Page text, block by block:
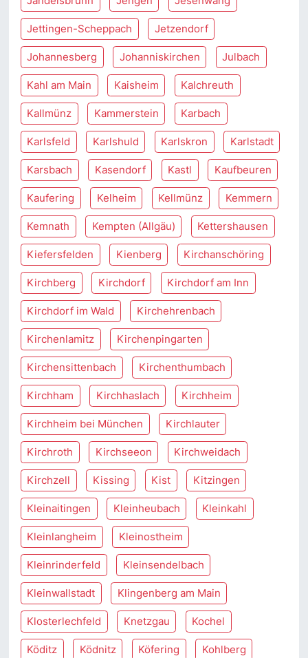
Jettingen-Scheppach Jetzendorf
Johannesberg Johanniskirchen Julbach
Kahl am Main Kaisheim Kalchreuth
Kallmünz Kammerstein Karbach
Karlsfeld Karlshuld Karlskron Karlstadt
Karsbach Kasendorf Kastl Kaufbeuren
Kaufering Kelheim Kellmünz Kemmern
Kemnath Kempten (Allgäu) Kettershausen
Kiefersfelden Kienberg Kirchanschöring
Kirchberg Kirchdorf Kirchdorf am Inn
Kirchdorf im Wald Kirchehrenbach
Kirchenlamitz Kirchenpingarten
Kirchensittenbach Kirchenthumbach
Kirchham Kirchhaslach Kirchheim
Kirchheim bei München Kirchlauter
Kirchroth Kirchseeon Kirchweidach
Kirchzell Kissing Kist Kitzingen
Kleinaitingen Kleinheubach Kleinkahl
Kleinlangheim Kleinostheim
Kleinrinderfeld Kleinsendelbach
Kleinwallstadt Klingenberg am Main
Klosterlechfeld Knetzgau Kochel
Köditz Ködnitz Köfering Kohlberg